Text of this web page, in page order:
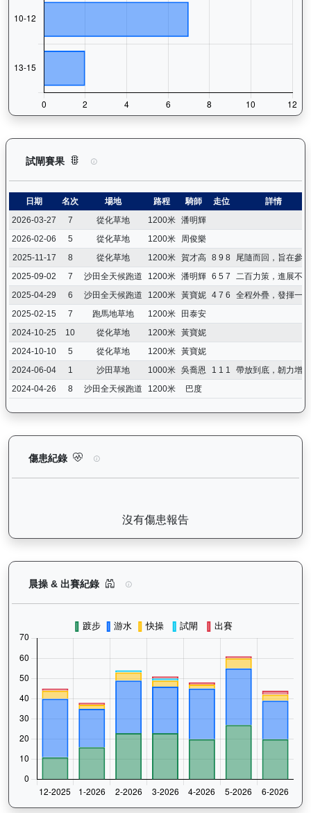
試閘賽果 威威父子（H419）— 試閘賽果紀錄：查看馬匹
日期 名次 場地 路程 騎師 走位
詳情
2026-03-27
7 從化草地 1200米 潘明輝
2026-02-06
5 從化草地 1200米
周俊樂
2025-11-17
8 從化草地 1200米 賀才高 8 9 8
尾隨而回，旨在參與
2025-09-02
7 沙田全天候跑道 1200米 潘明輝 6 5 7
二百力策，進展不大
2025-04-29
6 沙田全天候跑道 1200米 黃寶妮 4 7 6
全程外疊，發揮一般
2025-02-15
7 跑馬地草地 1200米
田泰安
2024-10-25
10 從化草地 1200米 黃寶妮
2024-10-10
5 從化草地 1200米 黃寶妮
2024-06-04
1 沙田草地 1000米 吳喬恩 1 1 1
帶放到底，韌力增強
2024-04-26
8 沙田全天候跑道 1200米 巴度
傷患紀錄 威威父子（H419）— 傷患紀錄：查看馬匹完整
沒有傷患報告
晨操 & 出賽紀錄 威威父子（H419）— 晨操及出賽紀錄圖